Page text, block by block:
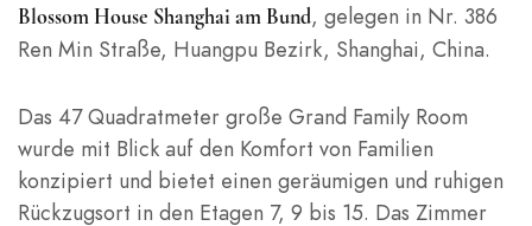
Blossom House Shanghai am Bund, gelegen in Nr. 386
Ren Min Straße, Huangpu Bezirk, Shanghai, China.
Das 47 Quadratmeter große Grand Family Room
wurde mit Blick auf den Komfort von Familien
konzipiert und bietet einen geräumigen und ruhigen
Rückzugsort in den Etagen 7, 9 bis 15. Das Zimmer